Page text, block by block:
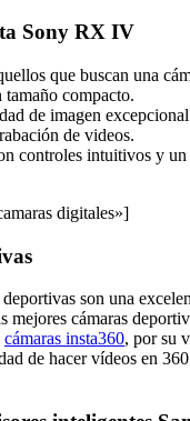
Sony RX IV
que buscan una
tamaño compacto.
de imagen
de videos.
controles intuitivos y un
digitales»]
son una
mejores cámaras
cámaras insta360, por su
de hacer vídeos en